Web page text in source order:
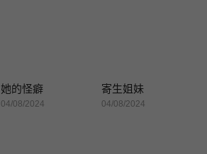
她的怪癖
04/08/2024
寄生姐妹
04/08/2024